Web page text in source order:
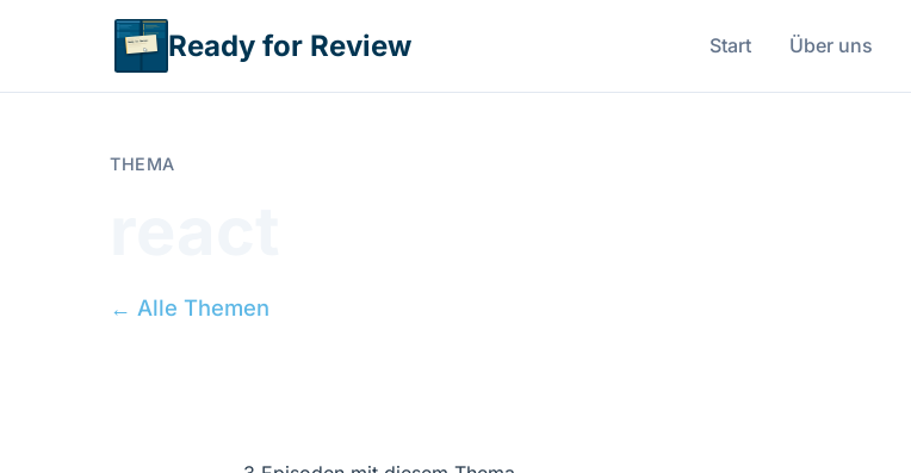
Direkt zum Inhalt
Ready for Review Start Über uns
THEMA
← Alle Themen